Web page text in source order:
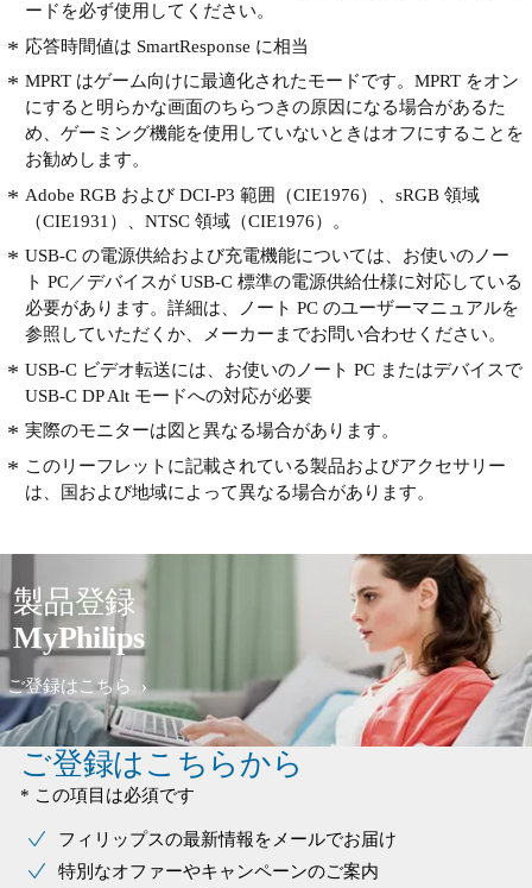
ードを必ず使用してください。
応答時間値は SmartResponse に相当
MPRT はゲーム向けに最適化されたモードです。MPRT をオン
にすると明らかな画面のちらつきの原因になる場合があるた
め、ゲーミング機能を使用していないときはオフにすることを
お勧めします。
Adobe RGB および DCI-P3 範囲（CIE1976）、sRGB 領域
（CIE1931）、NTSC 領域（CIE1976）。
USB-C の電源供給および充電機能については、お使いのノー
ト PC／デバイスが USB-C 標準の電源供給仕様に対応している
必要があります。詳細は、ノート PC のユーザーマニュアルを
参照していただくか、メーカーまでお問い合わせください。
USB-C ビデオ転送には、お使いのノート PC またはデバイスで
USB-C DP Alt モードへの対応が必要
実際のモニターは図と異なる場合があります。
このリーフレットに記載されている製品およびアクセサリー
は、国および地域によって異なる場合があります。
製品登録
MyPhilips
ご登録はこちら
ご登録はこちらから
* この項目は必須です
フィリップスの最新情報をメールでお届け
特別なオファーやキャンペーンのご案内